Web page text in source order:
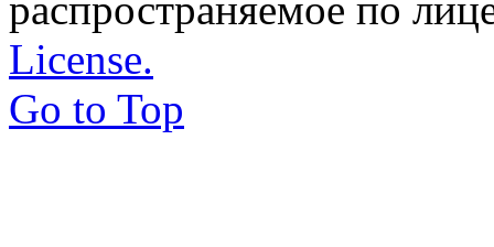
распространяемое по
License.
Go to Top